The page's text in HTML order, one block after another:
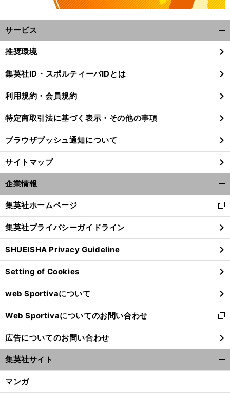
サービス
閉
る
推奨環境
集英社ID・スポルティーバIDとは
利用規約・会員規約
特定商取引法に基づく表示・その他の事項
ブラウザプッシュ通知について
サイトマップ
企業情報
閉
る
集英社ホームページ
新
し
い
ウ
ィ
ン
ド
ウ
で
開
く
集英社プライバシーガイドライン
SHUEISHA Privacy Guideline
Setting of Cookies
web Sportivaについて
Web Sportivaについてのお問い合わせ
新
し
い
ウ
ィ
ン
広告についてのお問い合わせ
集英社サイト
マンガ